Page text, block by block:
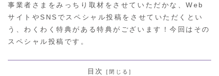
事業者さまをみっちり取材をさせていただかな、Web
サイトやSNSでスペシャル投稿をさせていただくとい
う、わくわく特典がある特典がございます！今回はその
スペシャル投稿です。
目次